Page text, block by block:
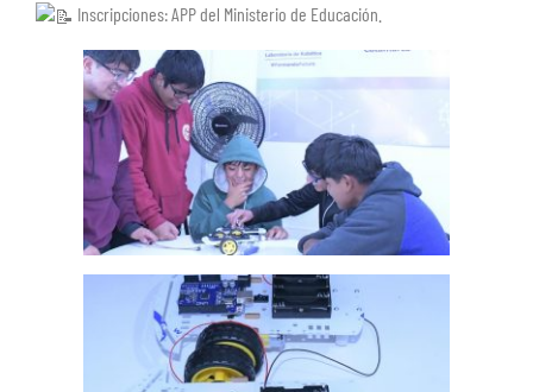
Inscripciones: APP del Ministerio de Educación.